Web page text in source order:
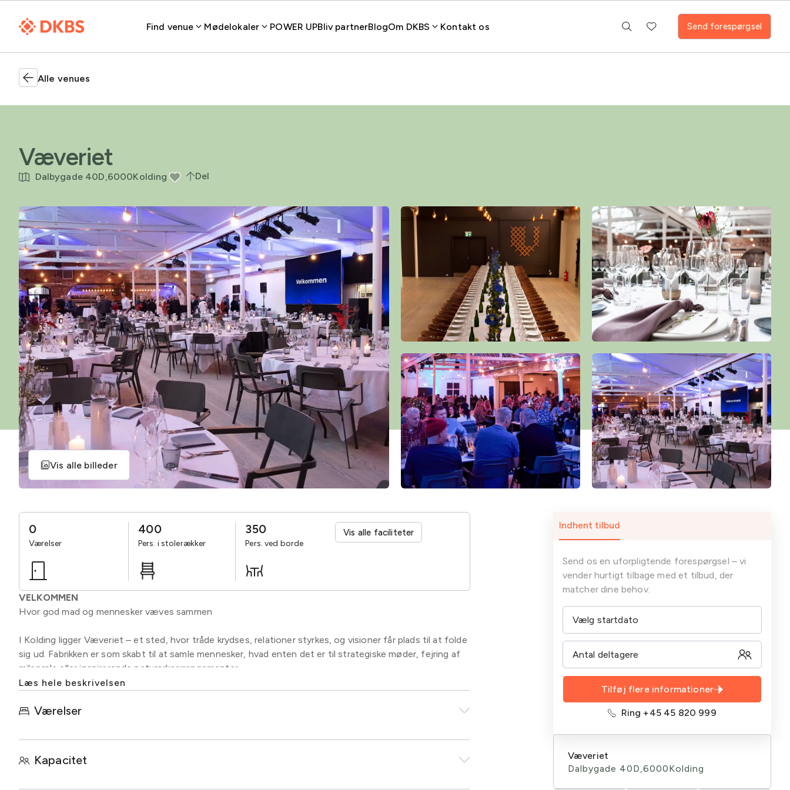
Find venue Mødelokaler POWER UPBliv partnerBlogOm DKBS Kontakt os Send forespørgsel
Alle venues
Væveriet
Dalbygade 40D,6000Kolding Del
Vis alle billeder
0
Værelser
400
Pers. i stolerækker
350
Pers. ved borde
Vis alle faciliteter
VELKOMMEN
Hvor god mad og mennesker væves sammen
I Kolding ligger Væveriet – et sted, hvor tråde krydses, relationer styrkes, og visioner får plads til at folde
sig ud. Fabrikken er som skabt til at samle mennesker, hvad enten det er til strategiske møder, fejring af
milepæle eller inspirerende netværksarrangementer.
den skræddersyede oplevelse – hvert arrangement hos os er vævet med omhu, så det passer til jeres
minimesse?
Læs hele beskrivelsen
Værelser
Kapacitet
Indhent tilbud
Send os en uforpligtende forespørgsel – vi
vender hurtigt tilbage med et tilbud, der
matcher dine behov.
Tilføj flere informationer
Ring +45 45 820 999
Væveriet
Dalbygade 40D,6000Kolding